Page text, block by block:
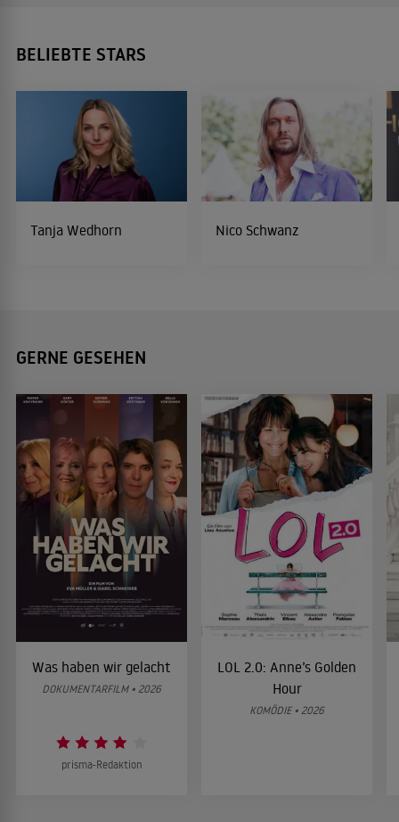
BELIEBTE STARS
Tanja Wedhorn Nico Schwanz
GERNE GESEHEN
Was haben wir gelacht
DOKUMENTARFILM • 2026
prisma-Redaktion
LOL 2.0: Anne’s Golden
Hour
KOMÖDIE • 2026